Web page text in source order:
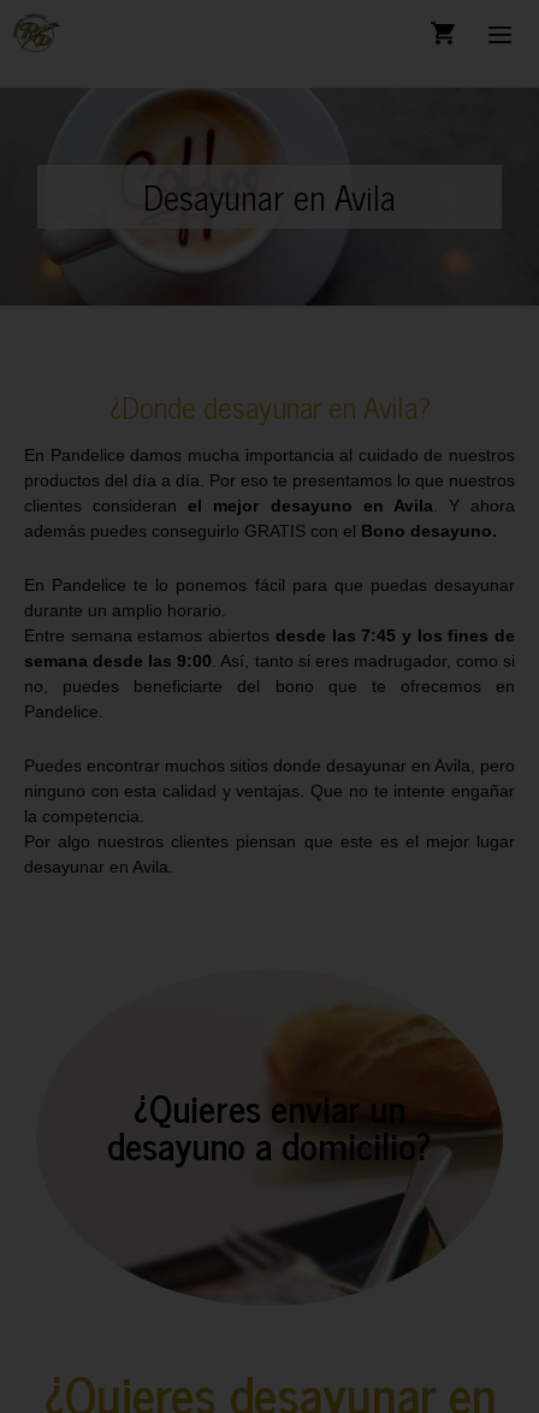
Desayunar en Avila
¿Donde desayunar en Avila?
En Pandelice damos mucha importancia al cuidado de nuestros
productos del día a día. Por eso te presentamos lo que nuestros
clientes consideran el mejor desayuno en Avila. Y ahora
además puedes conseguirlo GRATIS con el Bono desayuno.
En Pandelice te lo ponemos fácil para que puedas desayunar
durante un amplio horario.
Entre semana estamos abiertos desde las 7:45 y los fines de
semana desde las 9:00 . Así, tanto si eres madrugador, como si
no, puedes beneficiarte del bono que te ofrecemos en
Pandelice.
Puedes encontrar muchos sitios donde desayunar en Avila, pero
ninguno con esta calidad y ventajas. Que no te intente engañar
la competencia.
Por algo nuestros clientes piensan que este es el mejor lugar
desayunar en Avila.
¿Quieres enviar un
desayuno a domicilio?
POR FIN PODEMOS OFRECEROS LOS
MEJORES DESAYUNOS A DOMICILIO
DISPONIBLE PARA ENVÍOS DENTRO DE
ÁVILA!
¿Quieres desayunar en